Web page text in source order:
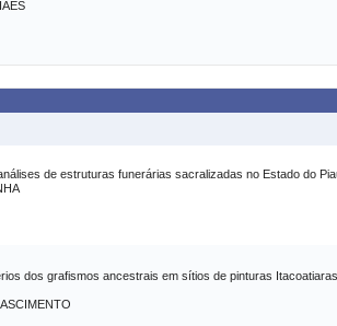
de estruturas funerárias sacralizadas no Estado do
dos grafismos ancestrais em sítios de pinturas